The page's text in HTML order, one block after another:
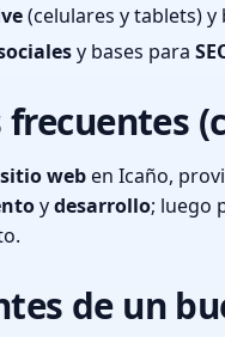
(celulares y tablets)
y bases para
sitio weben Icaño,
ydesarrollo; luego
de un